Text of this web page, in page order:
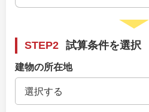
STEP2 試算条件を選択
建物の所在地